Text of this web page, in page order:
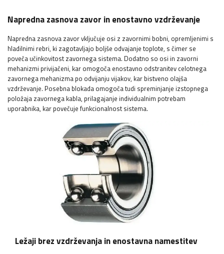
Napredna zasnova zavor in enostavno vzdrževanje
Napredna zasnova zavor vključuje osi z zavornimi bobni, opremljenimi s
hladilnimi rebri, ki zagotavljajo boljše odvajanje toplote, s čimer se
poveča učinkovitost zavornega sistema. Dodatno so osi in zavorni
mehanizmi privijačeni, kar omogoča enostavno odstranitev celotnega
zavornega mehanizma po odvijanju vijakov, kar bistveno olajša
vzdrževanje. Posebna blokada omogoča tudi spreminjanje izstopnega
položaja zavornega kabla, prilagajanje individualnim potrebam
uporabnika, kar povečuje funkcionalnost sistema.
Ležaji brez vzdrževanja in enostavna namestitev